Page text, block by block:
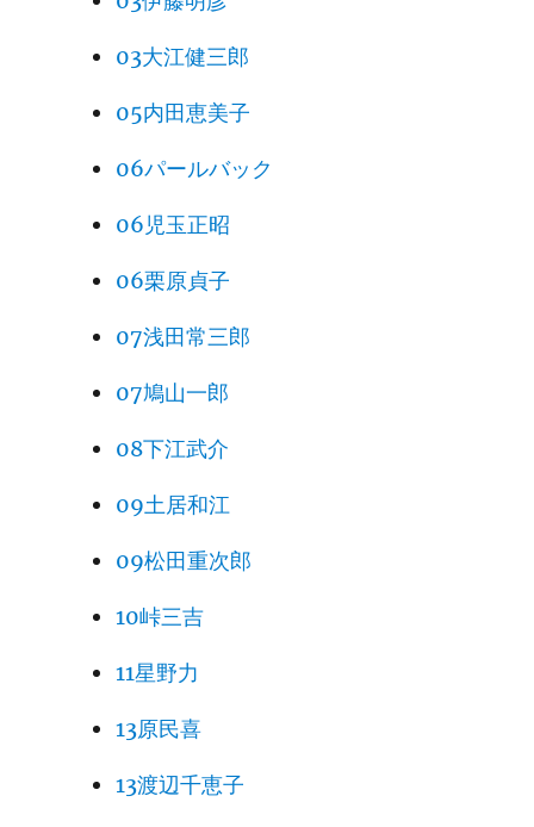
03大江健三郎
05内田恵美子
06パールバック
06児玉正昭
06栗原貞子
07浅田常三郎
07鳩山一郎
08下江武介
09土居和江
09松田重次郎
10峠三吉
11星野力
13原民喜
13渡辺千恵子